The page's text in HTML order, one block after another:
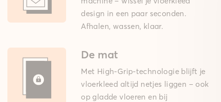
design in een paar seconden.
Afhalen, wassen, klaar.
De mat
Met High-Grip-technologie blijft je
vloerkleed altijd netjes liggen – ook
op gladde vloeren en bij